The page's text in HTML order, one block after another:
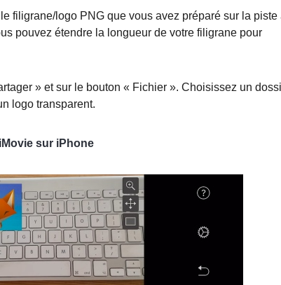
filigrane/logo PNG que vous avez préparé sur la piste
pouvez étendre la longueur de votre filigrane pour
» et sur le bouton « Fichier ». Choisissez un
logo transparent.
sur iPhone